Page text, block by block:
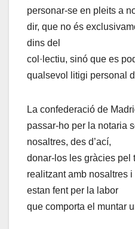
personar-se en pleits a
dir, que no és
dins del
col·lectiu, sinó que es
qualsevol litigi personal
La confederació de
passar-ho per la notaria
nosaltres, des d’ací,
donar-los les gràcies pel
realitzant amb nosaltres
estan fent per la labor
que comporta el muntar